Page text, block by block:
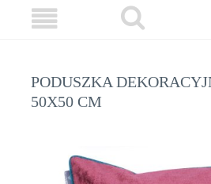
PODUSZKA
50X50 CM